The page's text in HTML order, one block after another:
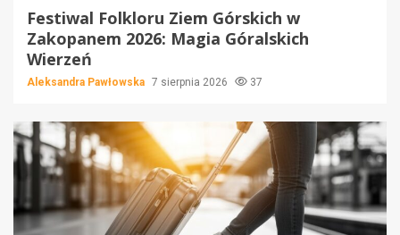
Festiwal Folkloru Ziem Górskich w
Zakopanem 2026: Magia Góralskich
Wierzeń
Aleksandra Pawłowska 7 sierpnia 2026 37